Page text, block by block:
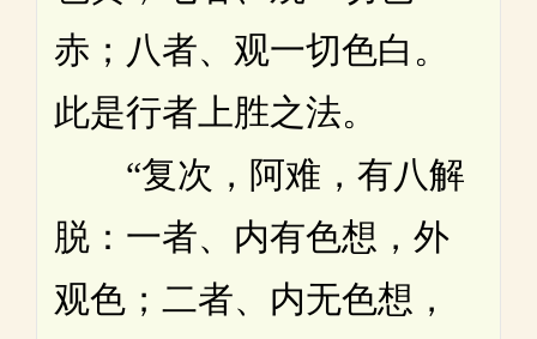
赤；八者、观一切色白。
此是行者上胜之法。
“复次，阿难，有八解
脱：一者、内有色想，外
观色；二者、内无色想，